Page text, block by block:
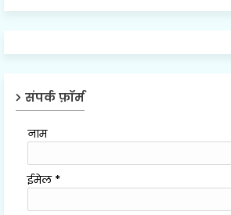
संपर्क फ़ॉर्म
नाम
ईमेल *